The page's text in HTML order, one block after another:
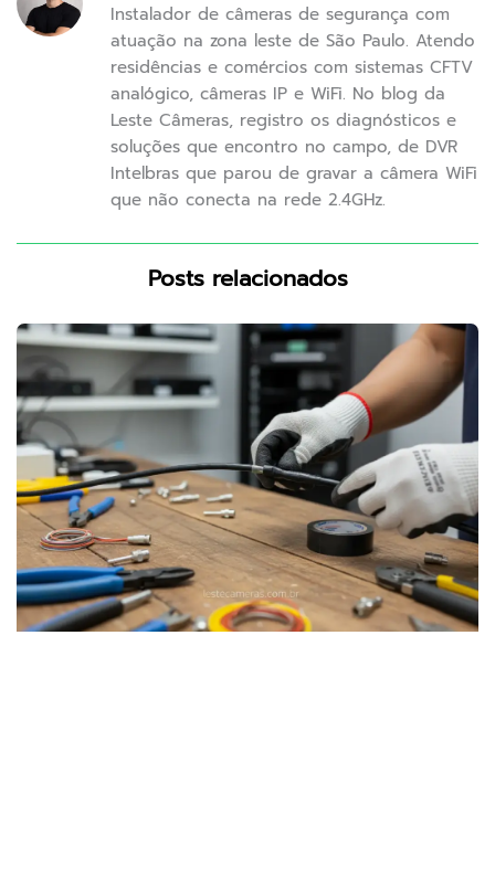
Instalador de câmeras de segurança com
atuação na zona leste de São Paulo. Atendo
residências e comércios com sistemas CFTV
analógico, câmeras IP e WiFi. No blog da
Leste Câmeras, registro os diagnósticos e
soluções que encontro no campo, de DVR
Intelbras que parou de gravar a câmera WiFi
que não conecta na rede 2.4GHz.
Posts relacionados